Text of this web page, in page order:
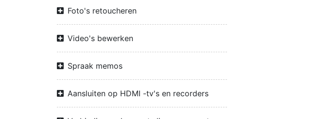
Foto's retoucheren
Video's bewerken
Spraak memos
Aansluiten op HDMI -tv's en recorders